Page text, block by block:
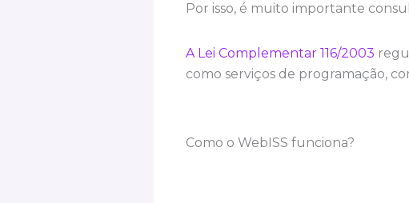
Por isso, é muito importante
A Lei Complementar 116/2003
como serviços de programação,
Como o WebISS funciona?